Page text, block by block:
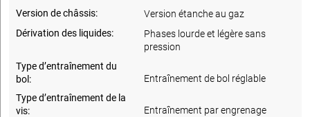
Version de châssis:
Version étanche au gaz
Dérivation des liquides:
Phases lourde et légère sans
pression
Type d’entraînement du
bol:
Entraînement de bol réglable
Type d’entraînement de la
vis:
Entraînement par engrenage